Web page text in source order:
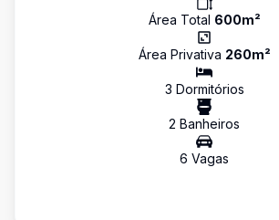
Área Total 600m²
Área Privativa 260m²
3 Dormitórios
2 Banheiros
6 Vagas